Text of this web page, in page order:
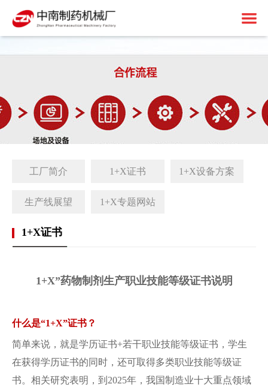
中南简介
资质荣誉
免责申明
制药设备
固体制剂设备
液体制剂设备
后段包装设备
前处理设备
其他设备
1+X建设
工厂简介
1+X证书
1+X设备方案
1+X专题网站
解决方案
客户案例
新闻中心
行业资讯
工厂简介 1+X证书 1+X设备方案
生产线展望 1+X专题网站
1+X证书
1+X”药物制剂生产职业技能等级证书说明
什么是“1+X”证书？
简单来说，就是学历证书+若干职业技能等级证书，学生
在获得学历证书的同时，还可取得多类职业技能等级证
书。相关研究表明，到2025年，我国制造业十大重点领域